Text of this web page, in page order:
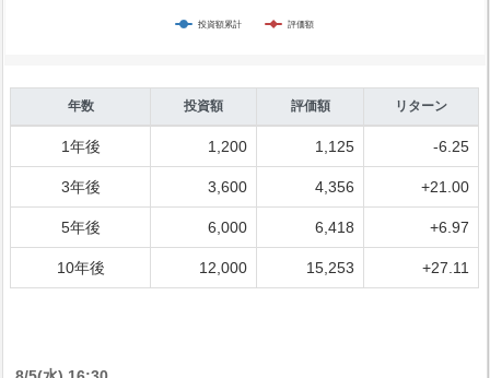
投資額累計 評価額
年数 投資額 評価額 リターン
1年後 1,200 1,125 -6.25
3年後 3,600 4,356 +21.00
5年後 6,000 6,418 +6.97
10年後 12,000 15,253 +27.11